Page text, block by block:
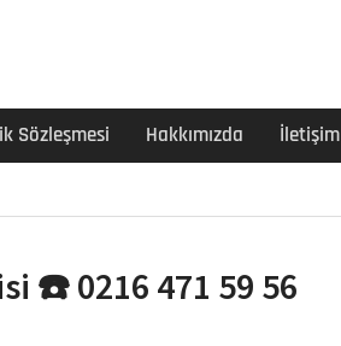
Sözleşmesi Hakkımızda İletişim
☎️ 0216 471 59 56